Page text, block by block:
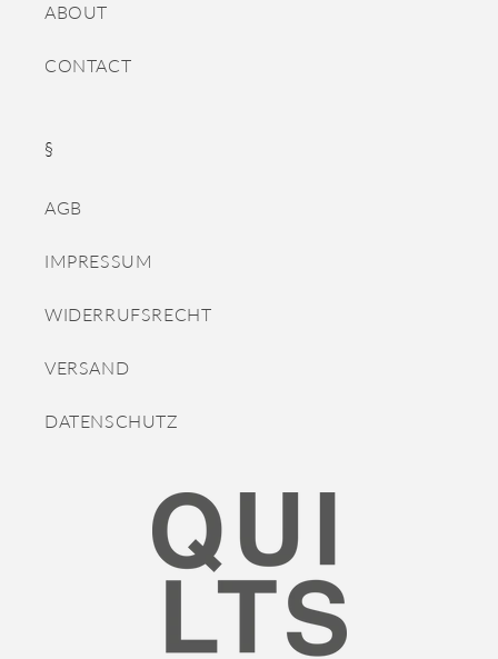
ABOUT
CONTACT
§
AGB
IMPRESSUM
WIDERRUFSRECHT
VERSAND
DATENSCHUTZ